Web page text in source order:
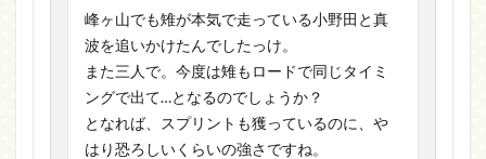
峰ヶ山でも雉が本気で走っている小野田と真
波を追いかけたんでしたっけ。
また三人で。今度は雉もロードで同じタイミ
ングで出て…となるのでしょうか？
となれば、スプリントも獲っているのに、や
はり恐ろしいくらいの強さですね。